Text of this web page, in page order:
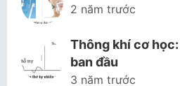
2 năm trước
Thông khí cơ
ban đầu
3 năm trước